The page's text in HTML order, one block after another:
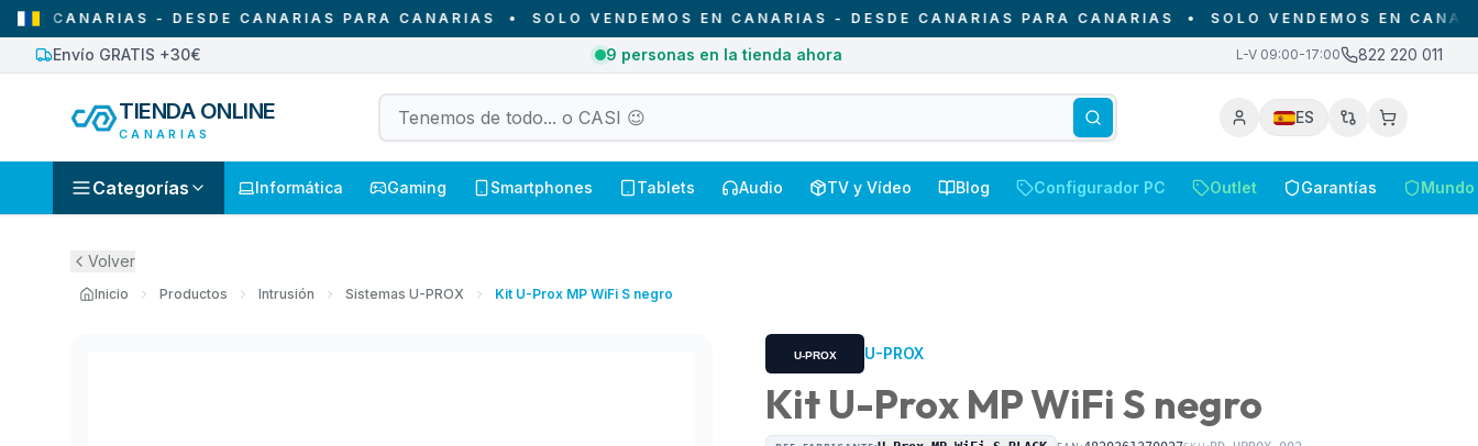
- DESDE CANARIAS PARA CANARIAS•SOLO VENDEMOS EN CANARIAS - DESDE CANARIAS PARA CANARIAS•SOLO VENDEMOS EN CANARIAS -
Envío GRATIS +30€ 1 pedidos recibidos hoy en Canarias L-V 09:00-17:00 822 220 011
TIENDA ONLINE
CANARIAS
ES
Categorías Informática Gaming Smartphones Tablets Audio TV y Vídeo Blog Configurador PC Outlet Garantías
Volver
Inicio Productos Intrusión Sistemas U-PROX Kit U-Prox MP WiFi S negro
U-PROX
Kit U-Prox MP WiFi S negro